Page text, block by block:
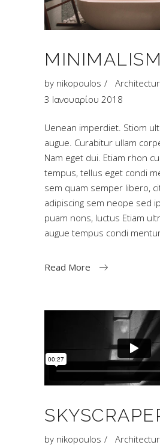
MINIMALISM
by nikopoulos
3 Ιανουαρίου 2018
Uenean imperdiet. Stiom
augue. Curabitur ullam
Nam eget dui. Etiam rhon
tempus, tellus eget condi
sem quam semper libero,
adipiscing sem neope sed
puam nons, luctus Etiam
augue tempus condi
Read More
by nikopoulos